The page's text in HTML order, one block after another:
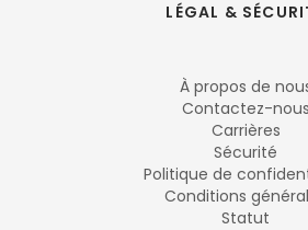
LÉGAL &
À propos de
Contactez-nous
Carrières
Sécurité
Politique de
Conditions
Statut